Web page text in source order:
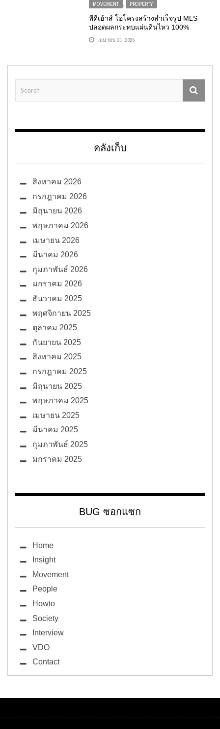
MOVEMENT , PROPERTY
พีดีเฮ้าส์ โอ่โครงสร้างสำเร็จรูป MLS
ปลอดผลกระทบแผ่นดินไหว 100%
เมษายน 21, 2025
คลังเก็บ
สิงหาคม 2026
กรกฎาคม 2026
มิถุนายน 2026
พฤษภาคม 2026
เมษายน 2026
มีนาคม 2026
กุมภาพันธ์ 2026
มกราคม 2026
ธันวาคม 2025
พฤศจิกายน 2025
ตุลาคม 2025
กันยายน 2025
สิงหาคม 2025
กรกฎาคม 2025
มิถุนายน 2025
พฤษภาคม 2025
เมษายน 2025
มีนาคม 2025
กุมภาพันธ์ 2025
มกราคม 2025
BUG ซอกแซก
Home
Insight
Movement
People
Howto
Society
Interview
VDO
Contact